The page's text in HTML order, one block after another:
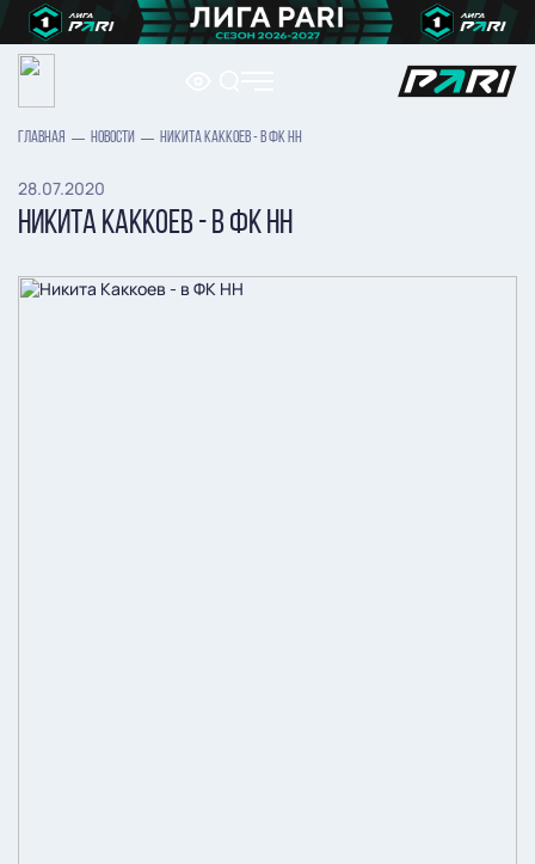
ГЛАВНАЯ НОВОСТИ НИКИТА КАККОЕВ - В ФК НН
28.07.2020
НИКИТА КАККОЕВ - В ФК НН